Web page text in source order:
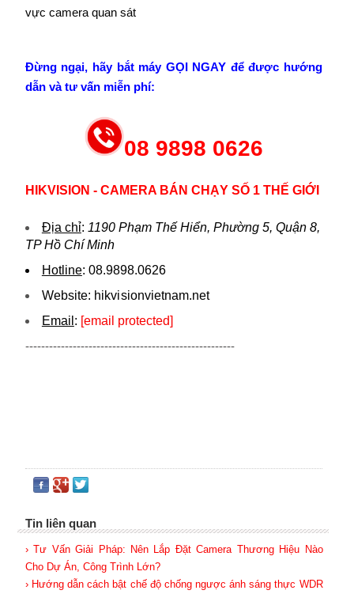
vực camera quan sát
Đừng ngại, hãy bắt máy GỌI NGAY để được hướng
dẫn và tư vấn miễn phí:
08 9898 0626
HIKVISION - CAMERA BÁN CHẠY SỐ 1 THẾ GIỚI
Địa chỉ: 1190 Phạm Thế Hiển, Phường 5, Quận 8,
TP Hồ Chí Minh
Hotline: 08.9898.0626
Website: hikvi sionvietnam.net
Email : [email protected]
-----------------------------------------------------
Tin liên quan
› Tư Vấn Giải Pháp: Nên Lắp Đặt Camera Thương Hiệu Nào
Cho Dự Án, Công Trình Lớn?
› Hướng dẫn cách bật chế độ chống ngược ánh sáng thực WDR